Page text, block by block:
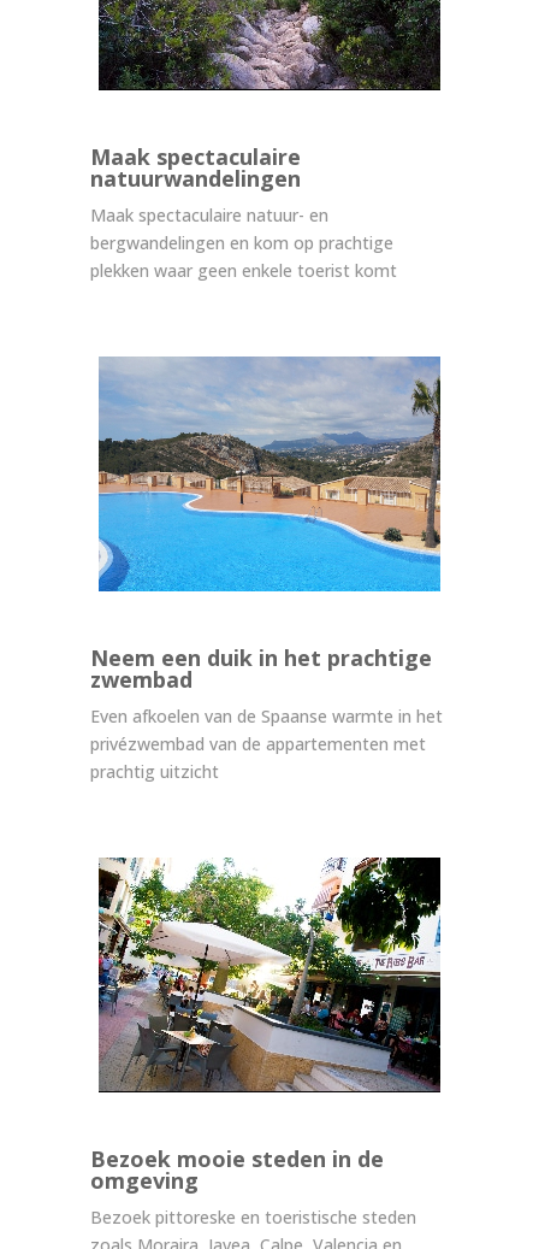
Maak spectaculaire
natuurwandelingen
Maak spectaculaire natuur- en
bergwandelingen en kom op prachtige
plekken waar geen enkele toerist komt
Neem een duik in het prachtige
zwembad
Even afkoelen van de Spaanse warmte in het
privézwembad van de appartementen met
prachtig uitzicht
Bezoek mooie steden in de
omgeving
Bezoek pittoreske en toeristische steden